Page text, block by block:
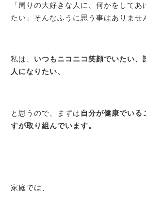
「周りの大好きな人に、何かをしてあ
たい」そんなふうに思う事はありませ
私は、 いつもニコニコ笑顔でいたい、
人になりたい、
と思うので、まずは 自分が健康でいる
すが取り組んでいます。
家庭では、